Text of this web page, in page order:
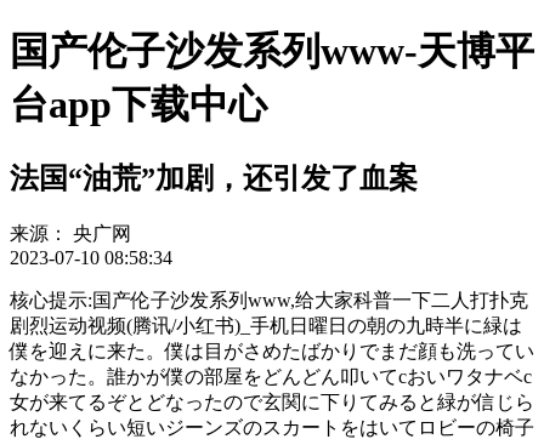
国产伦子沙发系列www-天博平
台app下载中心
法国“油荒”加剧，还引发了血案
来源：
央广网
2023-07-10 08:58:34
核心提示:国产伦子沙发系列www,给大家科普一下二人打扑克
剧烈运动视频(腾讯/小红书)_手机日曜日の朝の九時半に緑は
僕を迎えに来た。僕は目がさめたばかりでまだ顔も洗ってい
なかった。誰かが僕の部屋をどんどん叩いてcおいワタナベc
女が来てるぞとどなったので玄関に下りてみると緑が信じら
れないくらい短いジーンズのスカートをはいてロビーの椅子